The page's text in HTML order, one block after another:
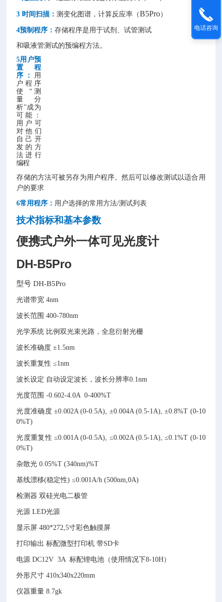
3 时间扫描：测变化图谱，计算反应率（B5Pro）
4预制程序：存储程序是用于试剂、试管测试
和吸液管测试的预编程方法。
5用户预
置程
序： 用
户程序
使
“测
量分
析"成为
可能：
用户可
对他们
自己开
发的方
法进行
编程
存储的方法可被另存为用户程序。然后可以修改测试以适合用
户的要求
6常用程序： 用户选择的常用方法/测试列表
技术指标和基本参数
便携式户外一体可见光度计
DH-B5Pro
型号 DH-B5Pro
光谱带宽 4nm
波长范围 400-780nm
光学系统 比例双光束光路，全息衍射光栅
波长准确度 ±1.5nm
波长重复性 ≤1nm
波长设定 自动设定波长，波长分辨率0.1nm
光度范围 -0.602-4.0A 0-400%T
光度准确度 ±0.002A (0-0.5A), ±0.004A (0.5-1A), ±0.8%T (0-10
0%T)
光度重复性 ≤0.001A (0-0.5A), ≤0.002A (0.5-1A), ≤0.1%T (0-10
0%T)
杂散光 0.05%T (340nm)%T
基线漂移(稳定性) ≤0.001A/h (500nm,0A)
检测器 双硅光电二极管
光源 LED光源
显示屏 480*272,5寸彩色触摸屏
打印输出 标配微型打印机 带SD卡
电源 DC12V 3A 标配锂电池（使用情况下8-10H）
外形尺寸 410x340x220mm
仪器重量 8.7gk
电话咨询